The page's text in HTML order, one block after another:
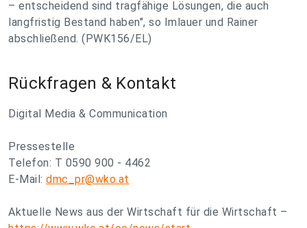
– entscheidend sind tragfähige Lösungen, die auch
langfristig Bestand haben", so Imlauer und Rainer
abschließend. (PWK156/EL)
Rückfragen & Kontakt
Digital Media & Communication
Pressestelle
Telefon: T 0590 900 - 4462
E-Mail: dmc_pr@wko.at
Aktuelle News aus der Wirtschaft für die Wirtschaft –